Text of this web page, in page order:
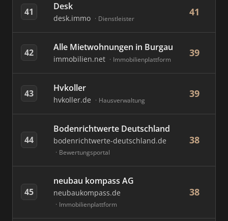
41 Desk
desk.immo Dienstleister
41
42 Alle Mietwohnungen in Burgau
immobilien.net Immobilienplattform
39
43 Hvkoller
hvkoller.de Hausverwaltung
39
44
Bodenrichtwerte Deutschland
bodenrichtwerte-deutschland.de
Bewertungsportal
38
45
neubau kompass AG
neubaukompass.de
Immobilienplattform
38